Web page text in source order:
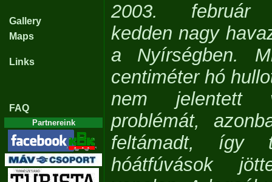
Gallery
Maps
Links
FAQ
Partnereink
2003. február
kedden nagy
a Nyírségben.
centiméter hó
nem jelentett
problémát,
feltámadt, így
hóátfúvások